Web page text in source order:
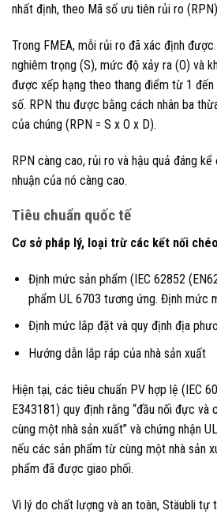
nhất định, theo Mã số ưu tiên rủi ro
Trong FMEA, mỗi rủi ro đã xác định
nghiêm trọng (S), mức độ xảy ra (O) và
được xếp hạng theo thang điểm từ 1
số. RPN thu được bằng cách nhân ba
của chúng (RPN = S x O x D).
RPN càng cao, rủi ro và hậu quả đáng
nhuận của nó càng cao.
Tiêu chuẩn quốc tế
Cơ sở pháp lý, loại trừ các kết nối
Định mức sản phẩm (IEC 62852
phẩm UL 6703 tương ứng. Định mức
Định mức lắp đặt và quy định địa
Hướng dẫn lắp ráp của nhà sản xuất
Hiện tại, các tiêu chuẩn PV hợp lệ (IEC
E343181) quy định rằng “đầu nối đực
cùng một nhà sản xuất” và chứng nhận
nếu các sản phẩm từ cùng một nhà sản
phẩm đã được giao phối.
Vì lý do chất lượng và an toàn, Stäubli tự